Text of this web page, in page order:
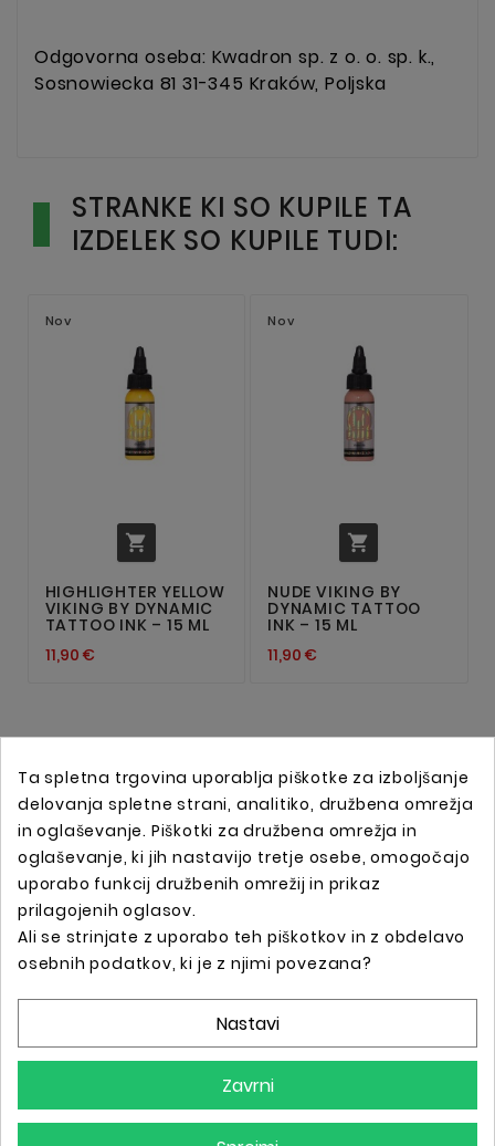
Odgovorna oseba: Kwadron sp. z o. o. sp. k.,
Sosnowiecka 81 31-345 Kraków, Poljska
STRANKE KI SO KUPILE TA
IZDELEK SO KUPILE TUDI:
Nov

HIGHLIGHTER YELLOW
VIKING BY DYNAMIC
TATTOO INK – 15 ML
11,90 €
Nov

NUDE VIKING BY
DYNAMIC TATTOO
INK – 15 ML
11,90 €
Spletna trgovina s profesionalno tattoo opremo !
Ta spletna trgovina uporablja piškotke za izboljšanje
delovanja spletne strani, analitiko, družbena omrežja
in oglaševanje. Piškotki za družbena omrežja in
oglaševanje, ki jih nastavijo tretje osebe, omogočajo
uporabo funkcij družbenih omrežij in prikaz
prilagojenih oglasov.
Ali se strinjate z uporabo teh piškotkov in z obdelavo
osebnih podatkov, ki je z njimi povezana?
Nastavi
Zavrni